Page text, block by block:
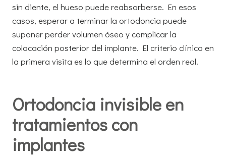
sin diente, el hueso puede reabsorberse. En esos
casos, esperar a terminar la ortodoncia puede
suponer perder volumen óseo y complicar la
colocación posterior del implante. El criterio clínico en
la primera visita es lo que determina el orden real.
Ortodoncia invisible en
tratamientos con
implantes